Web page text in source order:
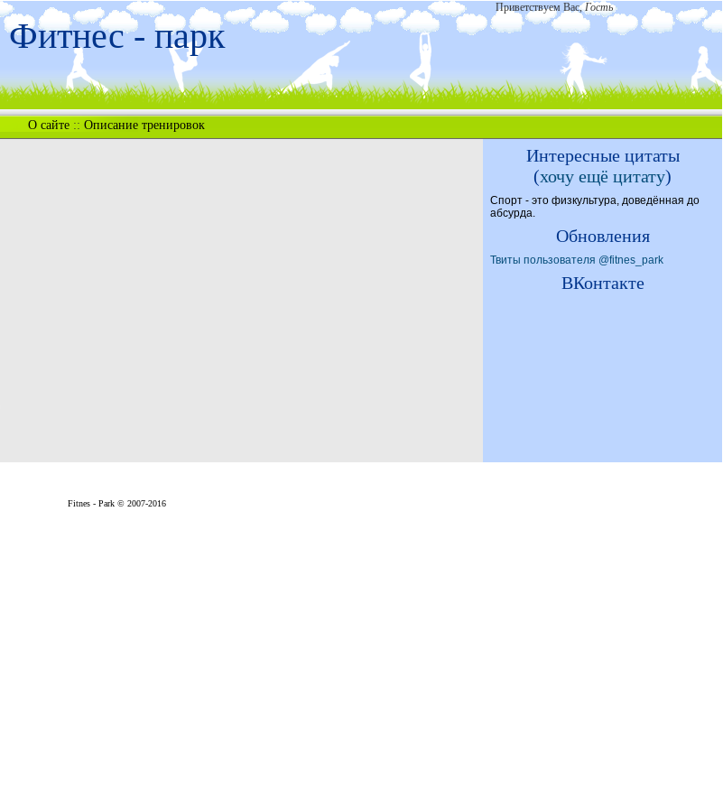
Приветствуем Вас,Гость
Фитнес - парк
О сайте :: Описание тренировок
Интересные цитаты
(хочу ещё цитату)
Спорт - это физкультура, доведённая до
абсурда.
Обновления
Твиты пользователя @fitnes_park
ВКонтакте
Fitnes - Park © 2007-2016